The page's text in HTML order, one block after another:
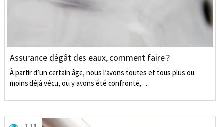
Assurance dégât des eaux, comment faire ?
À partir d’un certain âge, nous l’avons toutes et tous plus ou
moins déjà vécu, ou y avons été confronté, …